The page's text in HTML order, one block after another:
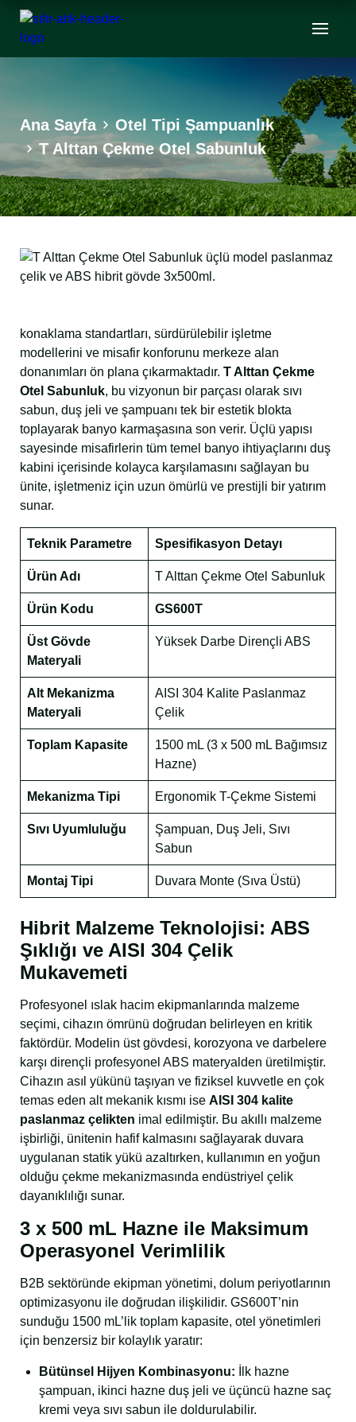
Ana Sayfa
Otel Tipi Şampuanlık
T Alttan Çekme Otel Sabunluk
konaklama standartları, sürdürülebilir işletme
modellerini ve misafir konforunu merkeze alan
donanımları ön plana çıkarmaktadır. T Alttan Çekme
Otel Sabunluk, bu vizyonun bir parçası olarak sıvı
sabun, duş jeli ve şampuanı tek bir estetik blokta
toplayarak banyo karmaşasına son verir. Üçlü yapısı
sayesinde misafirlerin tüm temel banyo ihtiyaçlarını duş
kabini içerisinde kolayca karşılamasını sağlayan bu
ünite, işletmeniz için uzun ömürlü ve prestijli bir yatırım
sunar.
Teknik Parametre Spesifikasyon Detayı
Ürün Adı T Alttan Çekme Otel Sabunluk
Ürün Kodu GS600T
Üst Gövde
Materyali
Yüksek Darbe Dirençli ABS
Alt Mekanizma
Materyali
AISI 304 Kalite Paslanmaz
Çelik
Toplam Kapasite
1500 mL (3 x 500 mL Bağımsız
Hazne)
Mekanizma Tipi Ergonomik T-Çekme Sistemi
Sıvı Uyumluluğu
Şampuan, Duş Jeli, Sıvı
Sabun
Montaj Tipi Duvara Monte (Sıva Üstü)
Hibrit Malzeme Teknolojisi: ABS
Şıklığı ve AISI 304 Çelik
Mukavemeti
Profesyonel ıslak hacim ekipmanlarında malzeme
seçimi, cihazın ömrünü doğrudan belirleyen en kritik
faktördür. Modelin üst gövdesi, korozyona ve darbelere
karşı dirençli profesyonel ABS materyalden üretilmiştir.
Cihazın asıl yükünü taşıyan ve fiziksel kuvvetle en çok
temas eden alt mekanik kısmı ise AISI 304 kalite
paslanmaz çelikten imal edilmiştir. Bu akıllı malzeme
işbirliği, ünitenin hafif kalmasını sağlayarak duvara
uygulanan statik yükü azaltırken, kullanımın en yoğun
olduğu çekme mekanizmasında endüstriyel çelik
dayanıklılığı sunar.
3 x 500 mL Hazne ile Maksimum
Operasyonel Verimlilik
B2B sektöründe ekipman yönetimi, dolum periyotlarının
optimizasyonu ile doğrudan ilişkilidir. GS600T’nin
sunduğu 1500 mL’lik toplam kapasite, otel yönetimleri
için benzersiz bir kolaylık yaratır:
Bütünsel Hijyen Kombinasyonu: İlk hazne
şampuan, ikinci hazne duş jeli ve üçüncü hazne saç
kremi veya sıvı sabun ile doldurulabilir.